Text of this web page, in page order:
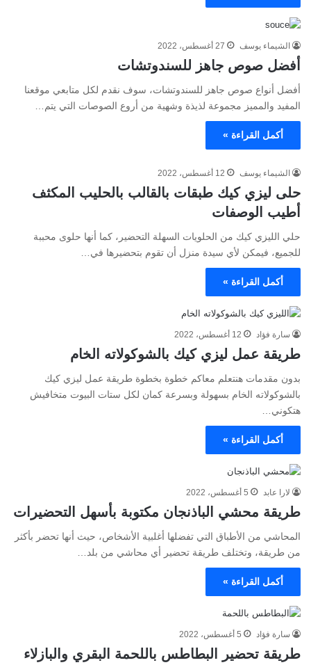
الشيماء يوسف 27 أغسطس، 2022
أفضل صوص جاهز للسندوتشات
أفضل أنواع صوص جاهز للسندوتشات، سوف نقدم لكل متابعي موقعنا
المفيد والمميز مجموعة لذيذة وشهية من أروع الصوصات التي يتم…
أكمل القراءة »
الشيماء يوسف 12 أغسطس، 2022
حلى ليزي كيك طبقات بالقالب بالحليب المكثف
أطيب الوصفات
حلي الليزي كيك من الحلويات السهلة التحضير، كما أنها حلوى محببة
للجميع، فيمكن لأي سيدة منزل أن تقوم بتحضيرها في…
أكمل القراءة »
سارة فؤاد 12 أغسطس، 2022
طريقة عمل ليزي كيك بالشوكولاته الخام
بدون مقدمات هنتعلم معاكم خطوة بخطوة طريقة عمل ليزي كيك
بالشوكولاته الخام بسهولة وبسرعة كمان لكل ستات البيوت متخافيش
هتكوني…
أكمل القراءة »
لارا عابد 5 أغسطس، 2022
طريقة محشي الباذنجان مكتوبة بأسهل التحضيرات
المحاشي من الأطباق التي تفضلها أغلبية الأشخاص، حيث أنها تحضر بأكثر
من طريقة، وتختلف طريقة تحضير أي محاشي من بلد…
أكمل القراءة »
سارة فؤاد 5 أغسطس، 2022
طريقة تحضير البطاطس باللحمة البقري والبازلاء